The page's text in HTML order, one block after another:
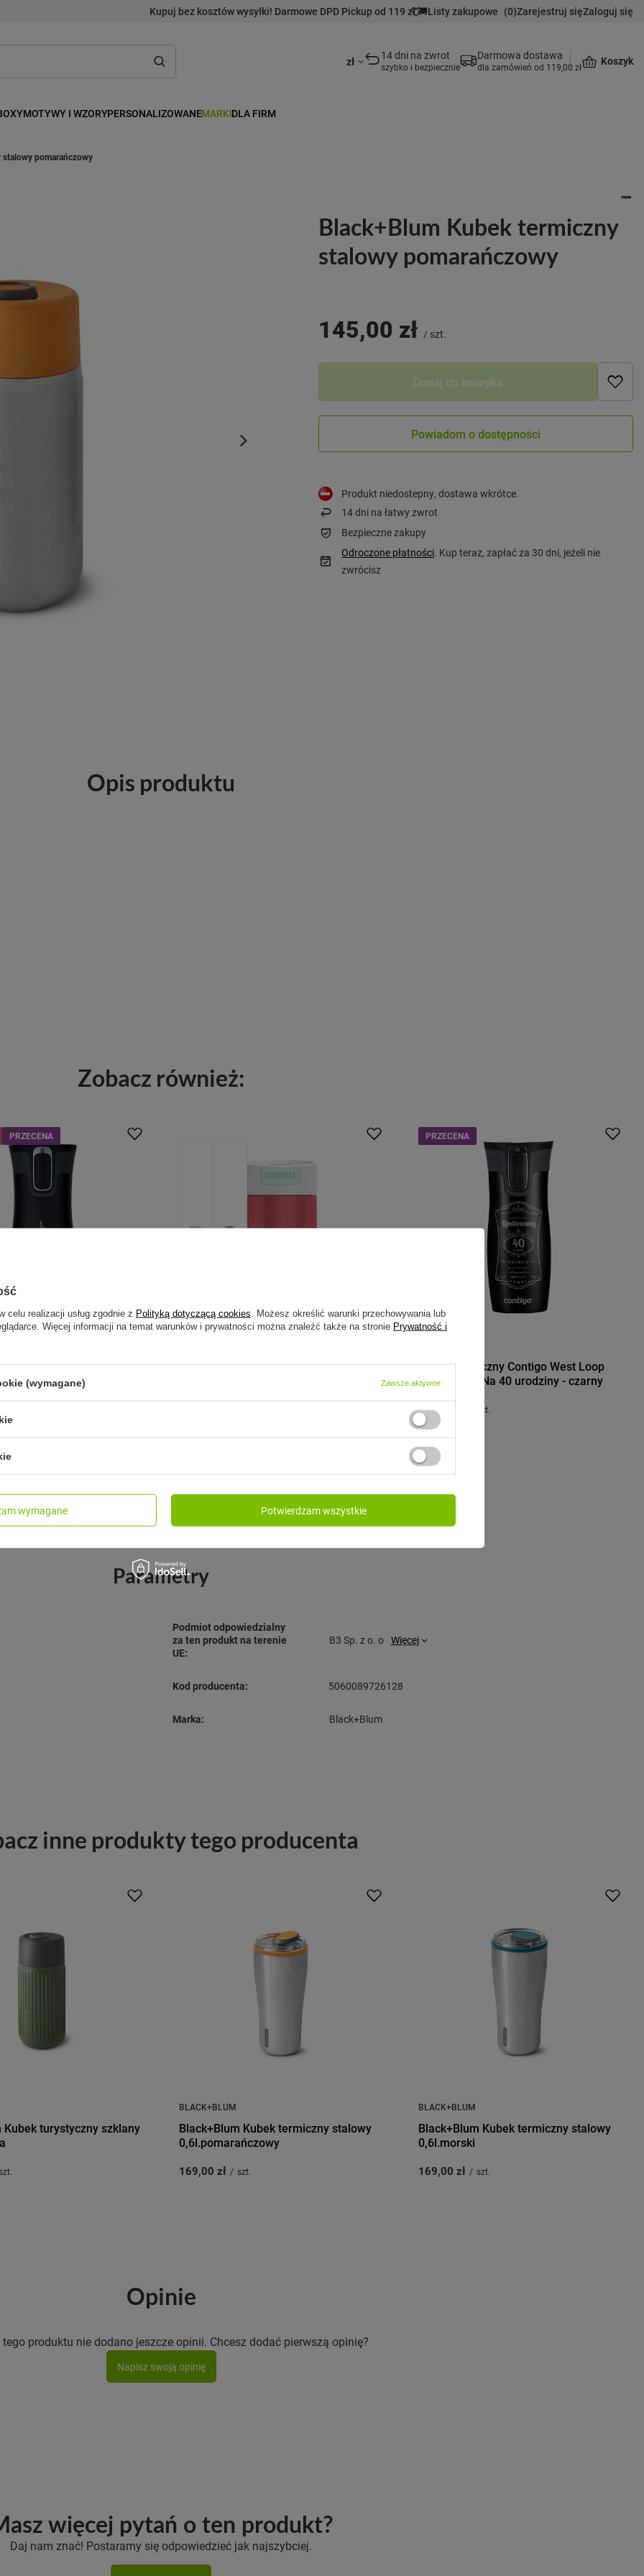
Kupuj bez kosztów wysyłki! Darmowe DPD Pickup od 119 zł 🚚Listy zakupowe (0)Zarejestruj sięZaloguj się
zł 14 dni na zwrot
szybko i bezpiecznie
Darmowa dostawa
dla zamówień od 119,00 zł Koszyk
MOTYWY I WZORYPERSONALIZOWANEMARKIDLA FIRM
pomarańczowy
Black+Blum Kubek termiczny
stalowy pomarańczowy
145,00 zł / szt.
Dodaj do koszyka
Powiadom o dostępności
Produkt niedostepny, dostawa wkrótce
14dni na łatwy zwrot
Bezpieczne zakupy
Odroczone płatności. Kup teraz, zapłać za 30 dni, jeżeli nie
zwrócisz
Opis produktu
Zobacz również:
PRZECENA
Dentysty - 470 ml -
szt.
obniżki:
PRZECENA
Kubek termiczny Contigo West Loop
2.0 470 ml - Na 40 urodziny - czarny
139,99 zł szt.
Parametry
Podmiot odpowiedzialny
za ten produkt na terenie
UE:
B3 Sp. z o. o Więcej
Kod producenta: 5060089726128
Marka: Black+Blum
inne produkty tego producenta
Kubek turystyczny szklany
BLACK+BLUM
Black+Blum Kubek termiczny stalowy
0,6l.pomarańczowy
169,00 zł / szt.
BLACK+BLUM
Black+Blum Kubek termiczny stalowy
0,6l.morski
169,00 zł / szt.
Opinie
produktu nie dodano jeszcze opinii. Chcesz dodać pierwszą opinię?
Napisz swoją opinię
więcej pytań o ten produkt?
Daj nam znać! Postaramy się odpowiedzieć jak najszybciej.
celu realizacji usług zgodnie z Polityką dotyczącą cookies . Możesz określić warunki przechowywania lub
Więcej informacji na temat warunków i prywatności można znaleźć także na stronie Prywatność i
(wymagane) Zawsze aktywne
wymagane Potwierdzam wszystkie